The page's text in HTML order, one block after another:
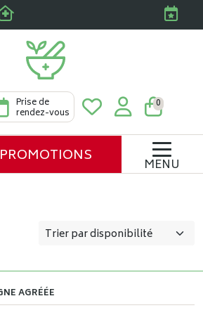
Pharmacies Clabots &
Prise de
rendez-vous
0
PROMOTIONS MENU
AGRÉÉE